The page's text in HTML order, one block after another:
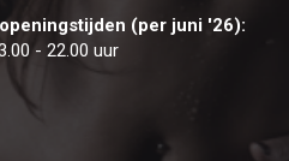
(per juni '26):
- 22.00 uur